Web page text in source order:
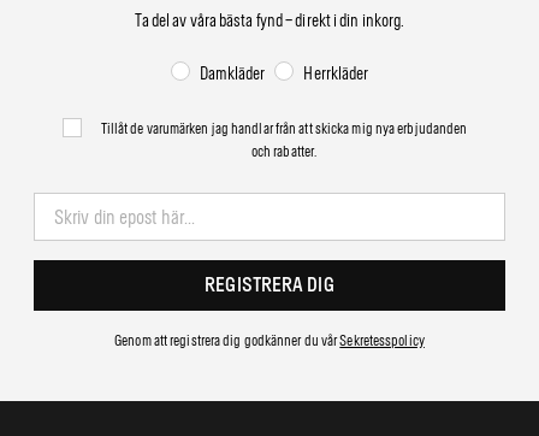
Ta del av våra bästa fynd – direkt i din inkorg.
Damkläder Herrkläder
Tillåt de varumärken jag handlar från att skicka mig nya erbjudanden
och rabatter.
REGISTRERA DIG
Genom att registrera dig godkänner du vårSekretesspolicy